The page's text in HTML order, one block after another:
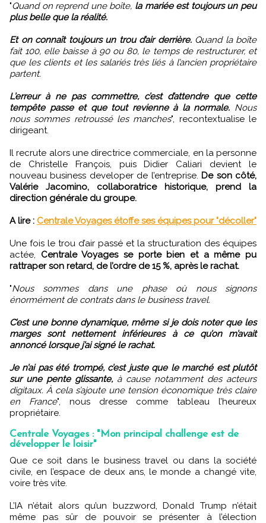
"Quand on reprend une boîte, la mariée est toujours un peu
plus belle que la réalité.
Et on connaît toujours un trou d’air derrière.Quand la boîte
fait 100, elle baisse à 90 ou 80, le temps de restructurer, et
que les clients et les salariés très liés à l’ancien propriétaire
partent.
L’erreur à ne pas commettre, c’est d’attendre que cette
tempête passe et que tout revienne à la normale. Nous
nous sommes retroussé les manches", recontextualise le
dirigeant.
Il recrute alors une directrice commerciale, en la personne
de Christelle François, puis Didier Caliari devient le
nouveau business developer de l’entreprise. De son côté,
Valérie Jacomino, collaboratrice historique, prend la
direction générale du groupe.
A lire : Centrale Voyages étoffe ses équipes pour "décoller"
Une fois le trou d’air passé et la structuration des équipes
actée, Centrale Voyages se porte bien et a même pu
rattraper son retard, de l’ordre de 15 %, après le rachat.
"Nous sommes dans une phase où nous signons
énormément de contrats dans le business travel.
C’est une bonne dynamique, même si je dois noter que les
marges sont nettement inférieures à ce qu’on m’avait
annoncé lorsque j’ai signé le rachat.
Je n’ai pas été trompé, c’est juste que le marché est plutôt
sur une pente glissante,à cause notamment des acteurs
digitaux. À cela s’ajoute une tension économique très claire
en France", nous dresse comme tableau l’heureux
propriétaire.
Centrale Voyages : "Mon principal challenge est de
développer le loisir"
Que ce soit dans le business travel ou dans la société
civile, en l’espace de deux ans, le monde a changé vite,
voire très vite.
L’IA n’était alors qu’un buzzword, Donald Trump n’était
même pas sûr de pouvoir se présenter à l’élection